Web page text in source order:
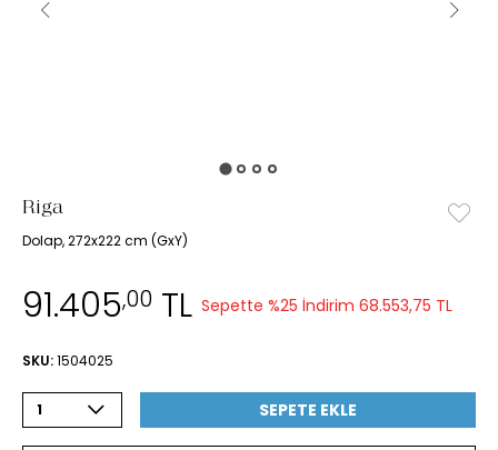
Riga
Dolap, 272x222 cm (GxY)
91.405,00 TL Sepette %25 İndirim 68.553,75 TL
SKU:1504025
1 SEPETE EKLE